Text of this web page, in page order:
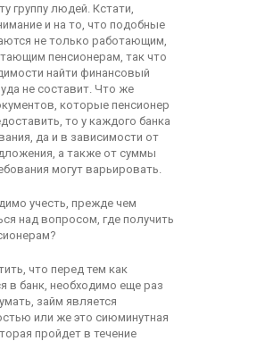
группу людей. Кстати,
и на то, что подобные
не только работающим,
пенсионерам, так что
найти финансовый
не составит. Что же
которые пенсионер
то у каждого банка
да и в зависимости от
а также от суммы
могут варьировать.
учесть, прежде чем
над вопросом, где получить
что перед тем как
в банк, необходимо еще раз
займ является
или же это сиюминутная
пройдет в течение